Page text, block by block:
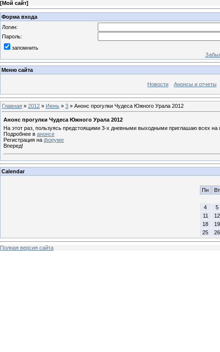
[Мой сайт]
Форма входа
Логин:
Пароль:
запомнить
Меню сайта
Новости Анонсы и отчеты
Главная » 2012 » Июнь » 3 » Анонс прогулки Чудеса Южного Урала 2012
Анонс прогулки Чудеса Южного Урала 2012
На этот раз, пользуясь предстоящими 3-х дневными выходными приглашаю всех
Подробнее в анонсе
Регистрация на форуме
Вперед!
Calendar
Пн Вт
4
5
11
12
18
19
25
26
Полная версия сайта